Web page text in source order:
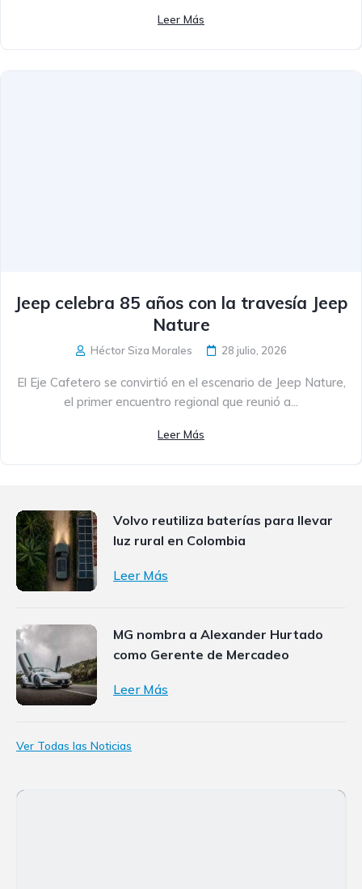
Leer Más
Jeep celebra 85 años con la travesía Jeep
Nature
Héctor Siza Morales 28 julio, 2026
El Eje Cafetero se convirtió en el escenario de Jeep Nature,
el primer encuentro regional que reunió a...
Leer Más
Volvo reutiliza baterías para llevar
luz rural en Colombia
Leer Más
MG nombra a Alexander Hurtado
como Gerente de Mercadeo
Leer Más
Ver Todas las Noticias